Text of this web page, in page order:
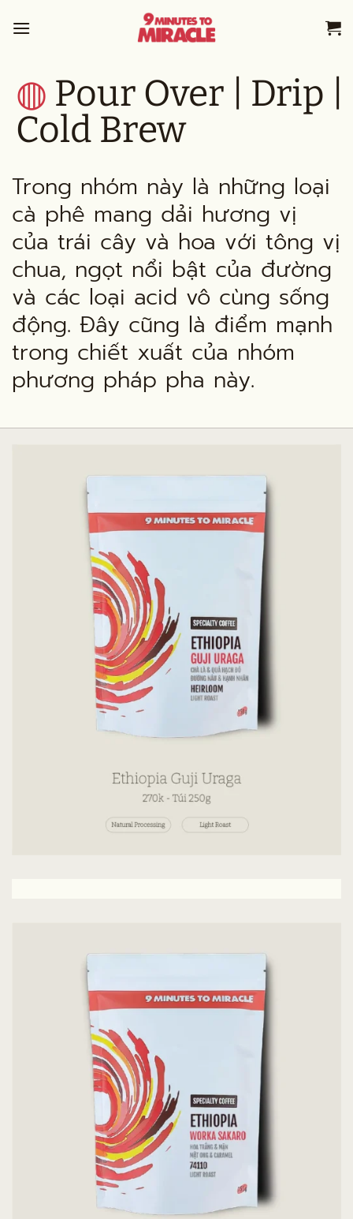
◍ Pour Over | Drip |
Cold Brew
Trong nhóm này là những loại
cà phê mang dải hương vị
của trái cây và hoa với tông vị
chua, ngọt nổi bật của đường
và các loại acid vô cùng sống
động. Đây cũng là điểm mạnh
trong chiết xuất của nhóm
phương pháp pha này.